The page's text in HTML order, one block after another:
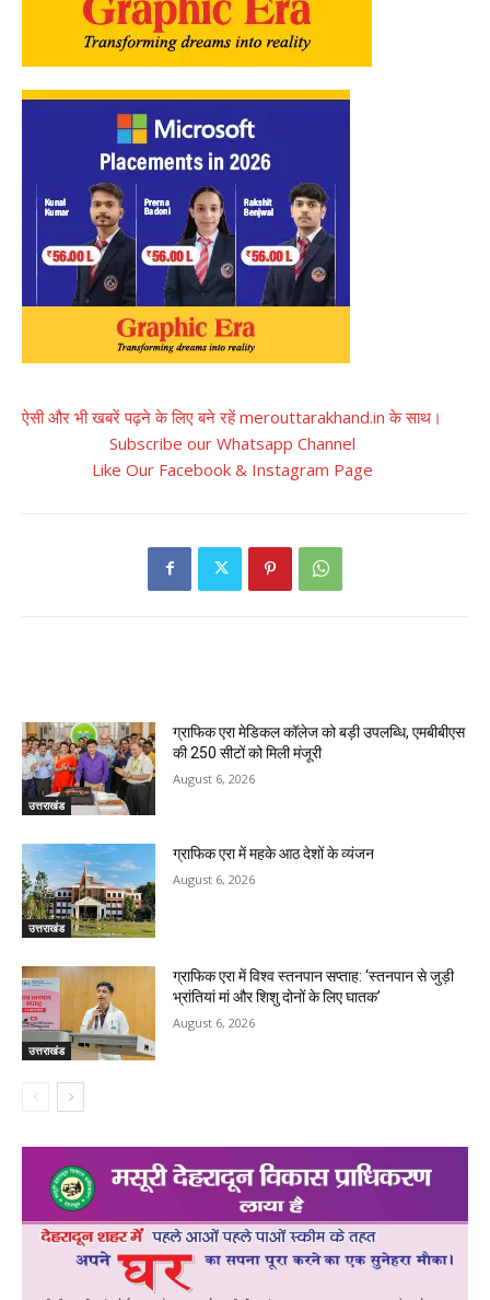
ऐसी और भी खबरें पढ़ने के लिए बने रहें merouttarakhand.in के साथ।
Subscribe our Whatsapp Channel
Like Our Facebook & Instagram Page
उत्तराखंड
ग्राफिक एरा मेडिकल कॉलेज को बड़ी उपलब्धि, एमबीबीएस
की 250 सीटों को मिली मंजूरी
August 6, 2026
उत्तराखंड
ग्राफिक एरा में महके आठ देशों के व्यंजन
August 6, 2026
उत्तराखंड
ग्राफिक एरा में विश्व स्तनपान सप्ताह: ‘स्तनपान से जुड़ी
भ्रांतियां मां और शिशु दोनों के लिए घातक’
August 6, 2026